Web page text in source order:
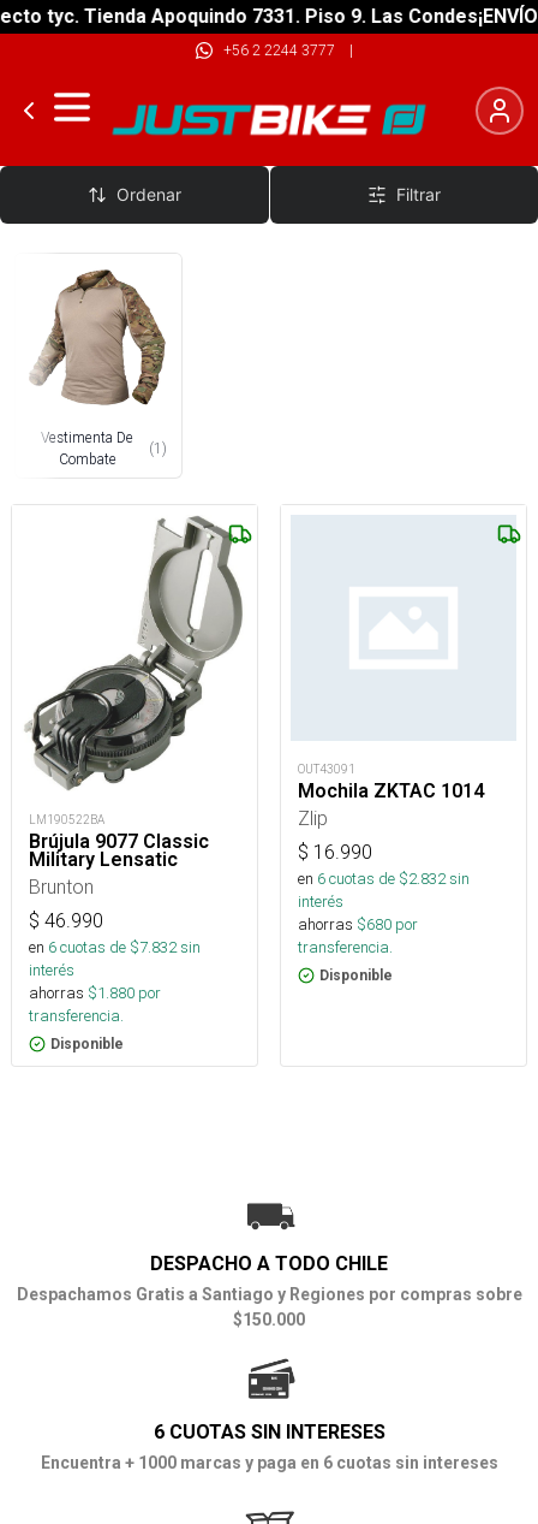
tyc. Tienda Apoquindo 7331. Piso 9. Las Condes
+56 2 2244 3777 |
Militar
Ordenar Filtrar
Vestimenta De
Combate
(1 )
LM190522BA
Brújula 9077 Classic
Military Lensatic
Brunton
$ 46.990
en 6cuotas de $7.832sin
interés
ahorras $1.880 por
transferencia.
Disponible
OUT43091
Mochila ZKTAC 1014
Zlip
$ 16.990
en 6cuotas de $2.832sin
interés
ahorras $680 por
transferencia.
Disponible
DESPACHO A TODO CHILE
Despachamos Gratis a Santiago y Regiones por compras sobre
$150.000
6 CUOTAS SIN INTERESES
Encuentra + 1000 marcas y paga en 6 cuotas sin intereses